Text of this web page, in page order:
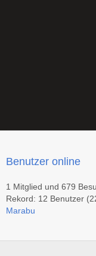
Benutzer online
1 Mitglied und 679
Rekord: 12 Benutzer (
Marabu